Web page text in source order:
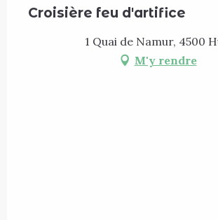
Croisière feu d'artifice
1 Quai de Namur, 4500
M'y rendre